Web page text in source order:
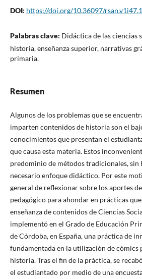
DOI: https://doi.org/10.36097/
Palabras clave: Didáctica de las ciencias
historia, enseñanza superior, narrativas
primaria.
Resumen
Algunos de los problemas que se
imparten contenidos de historia son el
conocimientos que presentan el
que causa esta materia. Estos
predominio de métodos tradicionales, sin
necesario enfoque didáctico. Por este
general de reflexionar sobre los aportes
pedagógico para ahondar en prácticas
enseñanza de contenidos de Ciencias
implementó en el Grado de Educación
de Córdoba, en España, una práctica de
fundamentada en la utilización de cómics
historia. Tras el fin de la práctica, se
el estudiantado por medio de una